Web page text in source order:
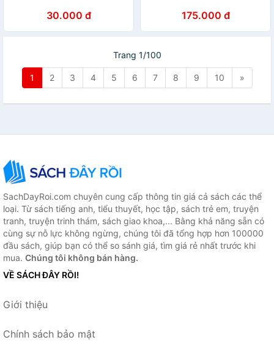
30.000 đ 175.000 đ
Trang 1/100
1 2 3 4 5 6 7 8 9 10 »
SachDayRoi.com chuyên cung cấp thông tin giá cả sách các thể
loại. Từ sách tiếng anh, tiểu thuyết, học tập, sách trẻ em, truyện
tranh, truyện trinh thám, sách giao khoa,... Bằng khả năng sẵn có
cùng sự nỗ lực không ngừng, chúng tôi đã tổng hợp hơn 100000
đầu sách, giúp bạn có thể so sánh giá, tìm giá rẻ nhất trước khi
mua. Chúng tôi không bán hàng.
VỀ SÁCH ĐÂY RỒI!
Giới thiệu
Chính sách bảo mật